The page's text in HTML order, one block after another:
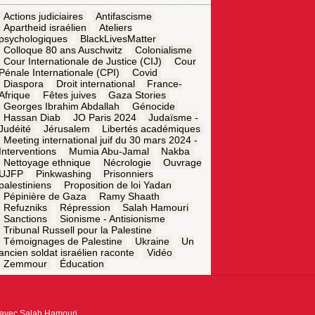
Actions judiciaires
Antifascisme
Apartheid israélien
Ateliers
psychologiques
BlackLivesMatter
Colloque 80 ans Auschwitz
Colonialisme
Cour Internationale de Justice (CIJ)
Cour
Pénale Internationale (CPI)
Covid
Diaspora
Droit international
France-
Fêtes juives
Gaza Stories
Georges Ibrahim Abdallah
Génocide
Hassan Diab
JO Paris 2024
Judaïsme -
Jérusalem
Libertés académiques
Meeting international juif du 30 mars 2024 -
Interventions
Mumia Abu-Jamal
Nakba
Nettoyage ethnique
Nécrologie
Ouvrage
UJFP
Pinkwashing
Prisonniers
palestiniens
Proposition de loi Yadan
Pépinière de Gaza
Ramy Shaath
Refuzniks
Répression
Salah Hamouri
Sanctions
Sionisme - Antisionisme
Tribunal Russell pour la Palestine
Témoignages de Palestine
Ukraine
Un
soldat israélien raconte
Vidéo
Zemmour
Éducation